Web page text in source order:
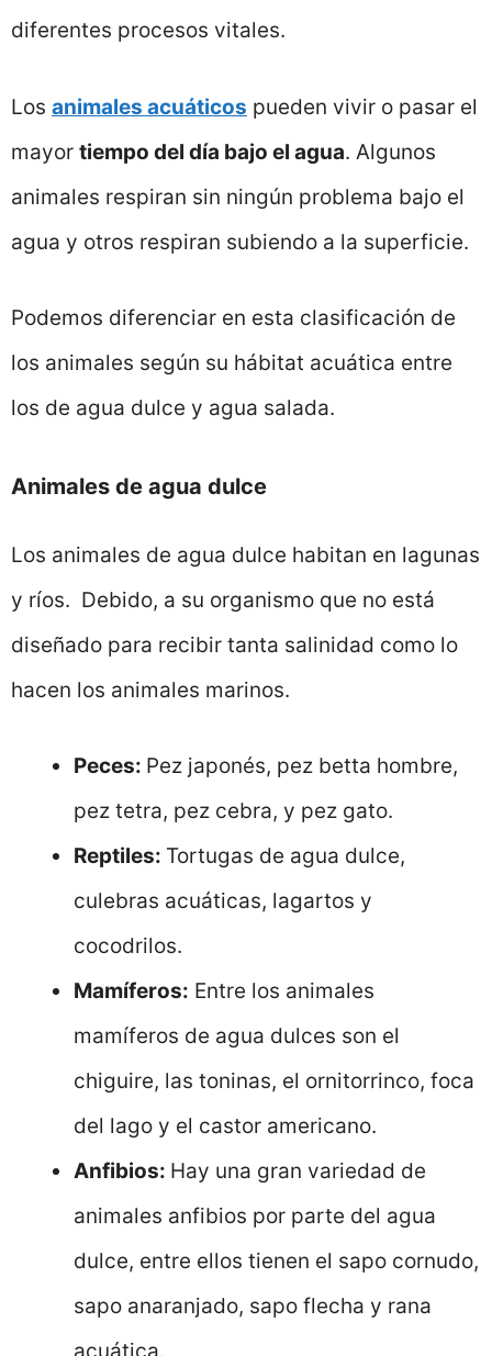
diferentes procesos vitales.
Los animales acuáticos pueden vivir o pasar el
mayor tiempo del día bajo el agua. Algunos
animales respiran sin ningún problema bajo el
agua y otros respiran subiendo a la superficie.
Podemos diferenciar en esta clasificación de
los animales según su hábitat acuática entre
los de agua dulce y agua salada.
Animales de agua dulce
Los animales de agua dulce habitan en lagunas
y ríos. Debido, a su organismo que no está
diseñado para recibir tanta salinidad como lo
hacen los animales marinos.
Peces: Pez japonés, pez betta hombre,
pez tetra, pez cebra, y pez gato.
Reptiles: Tortugas de agua dulce,
culebras acuáticas, lagartos y
cocodrilos.
Mamíferos: Entre los animales
mamíferos de agua dulces son el
chiguire, las toninas, el ornitorrinco, foca
del lago y el castor americano.
Anfibios: Hay una gran variedad de
animales anfibios por parte del agua
dulce, entre ellos tienen el sapo cornudo,
sapo anaranjado, sapo flecha y rana